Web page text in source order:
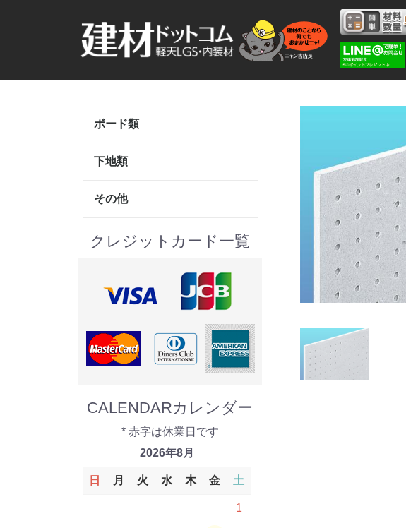
ボード類 ニ
化
吸
吸
化
(
化
化
(
ガ
っ
強
普
タ
鉛
下地類
ボ
分
野
ル)
野
グ
ハ
野
(チ
ト)
ク
ル
リ
ブ
ク
ク
野
野
野
振
ラ
ス
ス
補
鋼製下地用角スタッド
材「KSスタッド」
鋼
角
耐
ク
つ
ハ
か
フ
TT
角
ラ
開
チ
野
耐
パ
用)
ハ
L
ブ
その他 旭ファイバーグラス
アルミ引き違いドア
タイガーグラスパット
東リタイルカーペッ
遮音シートSCタイプ
サンシャインウォール
(株)創建 カタログ
クレジットカード一覧
CALENDARカレンダー
* 赤字は休業日です
2026年8月
日 月 火 水 木 金 土
1